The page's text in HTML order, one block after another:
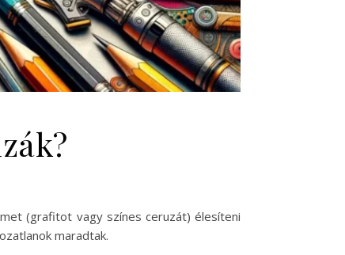
(grafitot vagy színes ceruzát) élesíteni
maradtak.